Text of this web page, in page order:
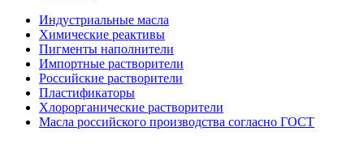
Индустриальные масла
Химические реактивы
Пигменты наполнители
Импортные растворители
Российские растворители
Пластификаторы
Хлорорганические растворители
Масла российского производства согласно ГОСТ